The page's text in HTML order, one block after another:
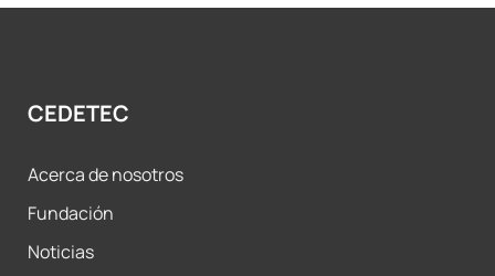
CEDETEC
Acerca de nosotros
Fundación
Noticias